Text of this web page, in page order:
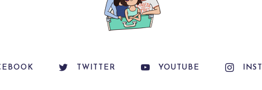
TWITTER YOUTUBE